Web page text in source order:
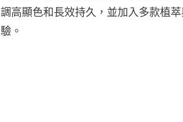
調高顯色和長效持久，並加入多款植
驗。